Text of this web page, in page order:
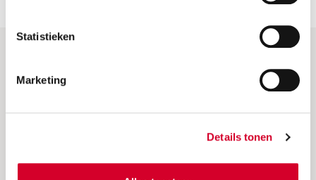
Statistieken
Marketing
Details tonen